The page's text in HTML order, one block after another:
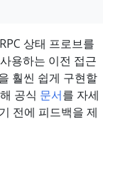
상태 프로브를
용하는 이전 접근
훨씬 쉽게 구현할
공식 문서를 자세
전에 피드백을 제